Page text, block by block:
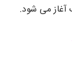
آغاز می شود.